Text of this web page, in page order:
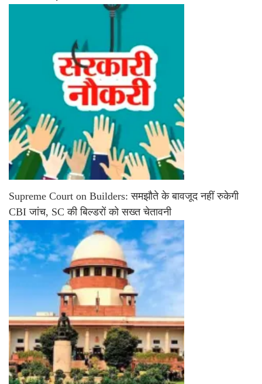
Supreme Court on Builders: समझौते के बावजूद नहीं रुकेगी
CBI जांच, SC की बिल्डरों को सख्त चेतावनी